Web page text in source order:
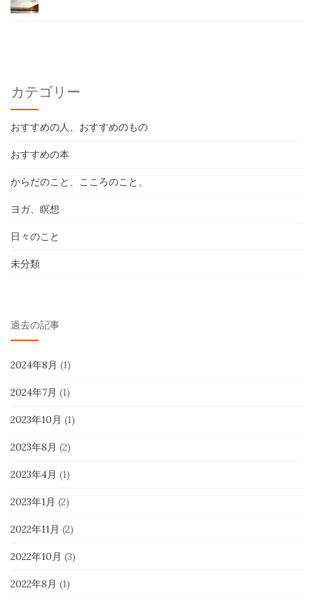
カテゴリー
おすすめの人、おすすめのもの
おすすめの本
からだのこと、こころのこと、
ヨガ、瞑想
日々のこと
未分類
過去の記事
2024年8月 (1)
2024年7月 (1)
2023年10月 (1)
2023年8月 (2)
2023年4月 (1)
2023年1月 (2)
2022年11月 (2)
2022年10月 (3)
2022年8月 (1)